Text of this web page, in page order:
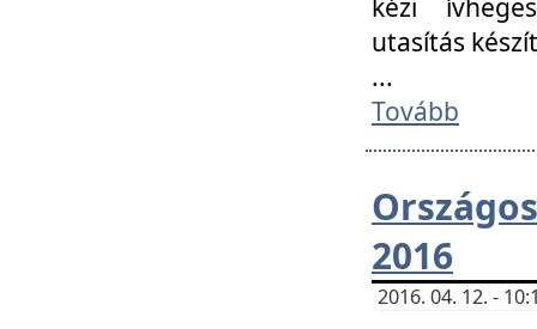
utasítás
...
Tovább
2016
2016. 04. 12. -